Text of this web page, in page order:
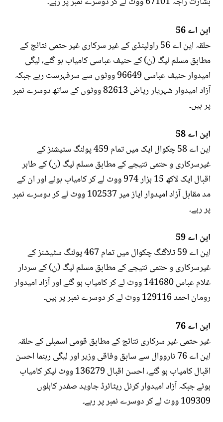
این اے 56
حلقہ این اے 56 راولپنڈی کے غیر سرکاری غیر حتمی نتائج کے
مطابق مسلم لیگ (ن) کے حنیف عباسی کامیاب ہو گئے، لیگی
امیدوار حنیف عباسی 96649 ووٹوں سے سرفہرست رہے جبکہ
آزاد امیدوار شہریار ریاض 82613 ووٹوں کے ساتھ دوسرے نمبر
پر ہیں۔
این اے 58
این اے 58 چکوال ایک میں تمام 459 پولنگ سٹیشنز کے
غیرسرکاری و حتمی نتیجے کے مطابق مسلم لیگ (ن) کے طاہر
اقبال ایک لاکھ 15 ہزار 974 ووٹ لے کر کامیاب ہوئے اور ان کے
مد مقابل آزاد امیدوار ایاز میر 102537 ووٹ لے کر دوسرے نمبر
پر رہے۔
این اے 59
این اے 59 تلاگنگ چکوال میں تمام 467 پولنگ سٹیشنز کے
غیرسرکاری و حتمی نتیجے کے مطابق مسلم لیگ (ن) کے سردار
غلام عباس 141680 ووٹ لے کر کامیاب ہو گئے اور آزاد امیدوار
رومان احمد 129116 ووٹ لے کر دوسرے نمبر پر ہیں۔
این اے 76
غیر حتمی غیر سرکاری نتائج کے مطابق قومی اسمبلی کے حلقہ
این اے 76 نارووال سے سابق وفاقی وزیر اور لیگی رہنما احسن
اقبال کامیاب ہو گئے، احسن اقبال 136279 ووٹ لیکر کامیاب
ہوئے جبکہ آزاد امیدوار کرنل ریٹائرڈ جاوید صفدر کاہلوں
109309 ووٹ لے کر دوسرے نمبر پر رہے۔